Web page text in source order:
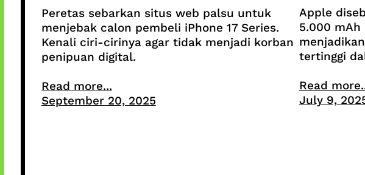
Peretas sebarkan situs web palsu untuk
menjebak calon pembeli iPhone 17 Series.
Kenali ciri-cirinya agar tidak menjadi korban
penipuan digital.
Read more...
September 20, 2025
Apple
5.000 mAh
tertinggi
Read
July 9,